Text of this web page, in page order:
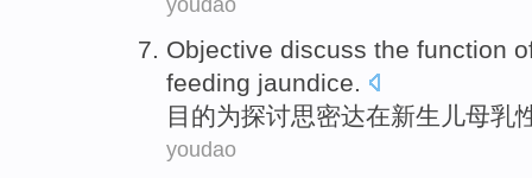
Objective discuss the function
feeding jaundice.
目的为探讨思密达在新生儿母乳
youdao